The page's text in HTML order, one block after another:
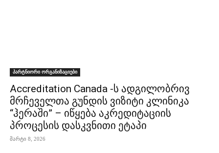
პარტნიორი ორგანიზაციები
Accreditation Canada -ს ადგილობრივ
მრჩეველთა გუნდის ვიზიტი კლინიკა
“ჰერაში” – იწყება აკრედიტაციის
პროცესის დასკვნითი ეტაპი
მარტი 8, 2026